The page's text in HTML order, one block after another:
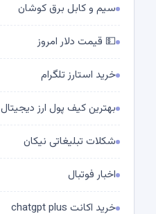
سیم و کابل برق کوشان
💵 قیمت دلار امروز
خرید استارز تلگرام
بهترین کیف پول ارز دیجیتال
شکلات تبلیغاتی نیکان
اخبار فوتبال
خرید اکانت chatgpt plus